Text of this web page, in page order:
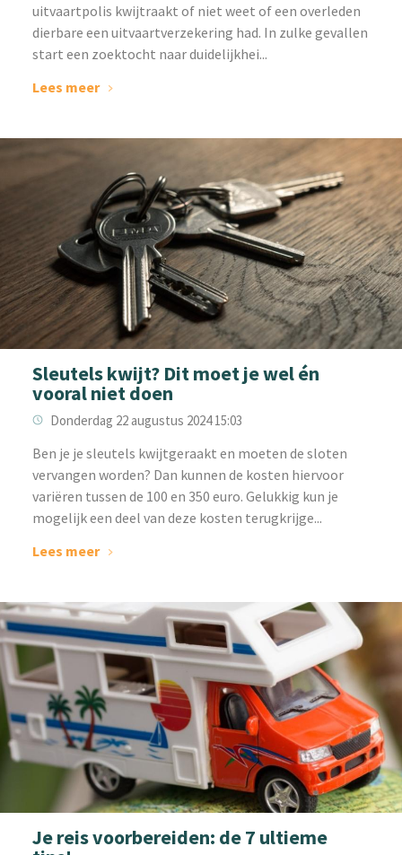
uitvaartpolis kwijtraakt of niet weet of een overleden
dierbare een uitvaartverzekering had. In zulke gevallen
start een zoektocht naar duidelijkhei...
Lees meer
Sleutels kwijt? Dit moet je wel én
vooral niet doen
Donderdag 22 augustus 2024 15:03
Ben je je sleutels kwijtgeraakt en moeten de sloten
vervangen worden? Dan kunnen de kosten hiervoor
variëren tussen de 100 en 350 euro. Gelukkig kun je
mogelijk een deel van deze kosten terugkrijge...
Lees meer
Je reis voorbereiden: de 7 ultieme